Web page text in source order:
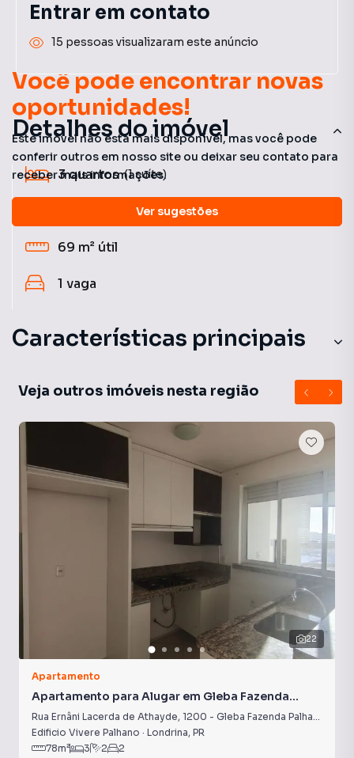
Você pode encontrar novas
oportunidades!
Este imóvel não está mais disponível, mas você pode
conferir outros em nosso site ou deixar seu contato para
receber mais informações.
Ver sugestões
Detalhes do imóvel
3quartos (1 suíte)
69 m² útil
1 vaga
Características principais
Varanda gourmet
Portaria 24h
Veja outros imóveis nesta região
22
Apartamento
Apartamento para Alugar em Gleba Fazenda
Palhano
Rua Ernâni Lacerda de Athayde, 1200 - Gleba Fazenda Palhano
Edificio Vivere Palhano · Londrina, PR
78m² 3 2 2
Entrar em contato
15 pessoas visualizaram este anúncio